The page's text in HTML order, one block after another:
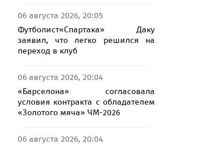
06 августа 2026, 20:05
Футболист«Спартака» Даку
заявил, что легко решился на
переход в клуб
06 августа 2026, 20:04
«Барселона» согласовала
условия контракта с обладателем
«Золотого мяча» ЧМ-2026
06 августа 2026, 20:04